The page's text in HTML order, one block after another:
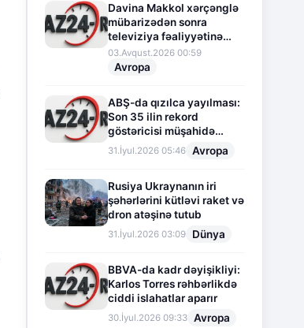
Davina Makkol xərçənglə
mübarizədən sonra
televiziya fəaliyyətinə
fasilə verir
03.Avqust.2026 00:59
Avropa
ABŞ-da qızılca yayılması:
Son 35 ilin rekord
göstəricisi müşahidə
olunur
31.İyul.2026 05:46 Avropa
Rusiya Ukraynanın iri
şəhərlərini kütləvi raket və
dron atəşinə tutub
31.İyul.2026 03:09 Dünya
BBVA-da kadr dəyişikliyi:
Karlos Torres rəhbərlikdə
ciddi islahatlar aparır
30.İyul.2026 09:33 Avropa